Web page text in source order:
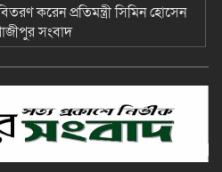
সম্মানের দাবিতে রাণীশংকৈলে
পদযাত্রা, ইউএনওকে
গাজীপুর সংবাদ
স্বরাষ্ট্রমন্ত্রী চট্টগ্রাম-কক্সবাজারে
ধারাবাহিক কর্মসূচি: মাতারবাড়ি
পরিদর্শন বন্যাদুর্গতদের পাশে
প্রধানমন্ত্রী: মানবিক নেতা-
করেন প্রতিমন্ত্রী সিমিন হোসেন
সংবাদ